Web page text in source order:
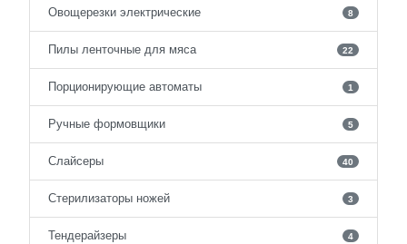
Овощерезки электрические 8
Пилы ленточные для мяса 22
Порционирующие автоматы 1
Ручные формовщики 5
Слайсеры 40
Стерилизаторы ножей 3
Тендерайзеры 4